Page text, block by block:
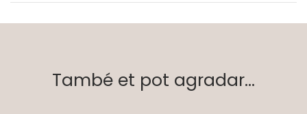
També et pot agradar...